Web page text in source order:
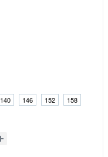
140 146 152
158